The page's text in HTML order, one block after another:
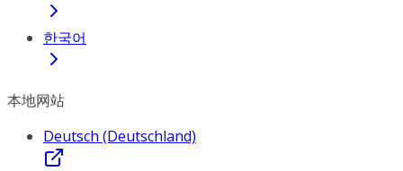
한국어
本地网站
Deutsch (Deutschland)